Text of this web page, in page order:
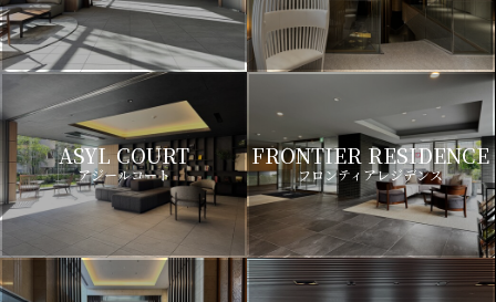
ASYL COURT
アジールコート
FRONTIER RESIDENCE
フロンティアレジデンス